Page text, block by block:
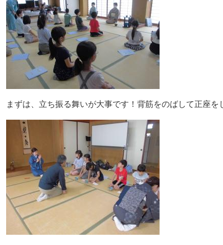
まずは、立ち振る舞いが大事です！背筋をのばして正座を